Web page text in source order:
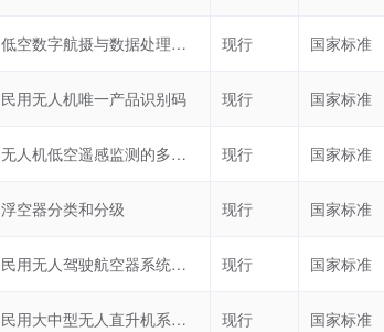
低空数字航摄与数据处理规范 现行 国家标准
民用无人机唯一产品识别码 现行 国家标准
无人机低空遥感监测的多传感器一致性检测技术规范 现行 国家标准
浮空器分类和分级 现行 国家标准
民用无人驾驶航空器系统安全要求 现行 国家标准
民用大中型无人直升机系统飞行性能飞行试验要求 现行 国家标准